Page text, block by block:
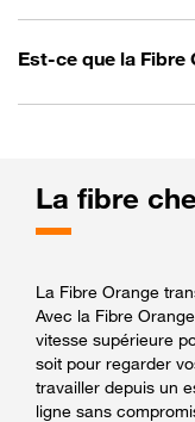
Est-ce que la Fibre
La fibre
La Fibre Orange
Avec la Fibre
vitesse supérieure
soit pour regarder
travailler depuis un
ligne sans